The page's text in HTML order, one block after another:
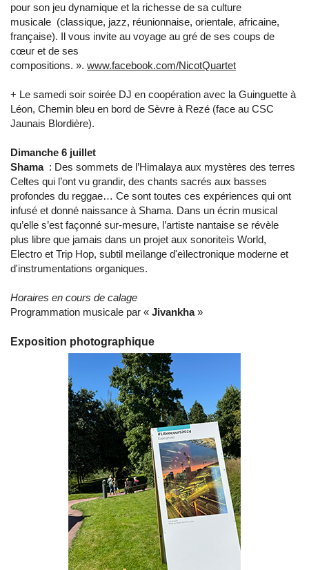
pour son jeu dynamique et la richesse de sa culture
musicale (classique, jazz, réunionnaise, orientale, africaine,
française). Il vous invite au voyage au gré de ses coups de
cœur et de ses
compositions. ». www.facebook.com/NicotQuartet
+ Le samedi soir soirée DJ en coopération avec la Guinguette à
Léon, Chemin bleu en bord de Sèvre à Rezé (face au CSC
Jaunais Blordière).
Dimanche 6 juillet
Shama: Des sommets de l’Himalaya aux mystères des terres
Celtes qui l’ont vu grandir, des chants sacrés aux basses
profondes du reggae… Ce sont toutes ces expériences qui ont
infusé et donné naissance à Shama. Dans un écrin musical
qu’elle s’est façonné sur-mesure, l’artiste nantaise se révèle
plus libre que jamais dans un projet aux sonoriteìs World,
Electro et Trip Hop, subtil meìlange d'eìlectronique moderne et
d'instrumentations organiques.
Horaires en cours de calage
Programmation musicale par « Jivankha»
Exposition photographique